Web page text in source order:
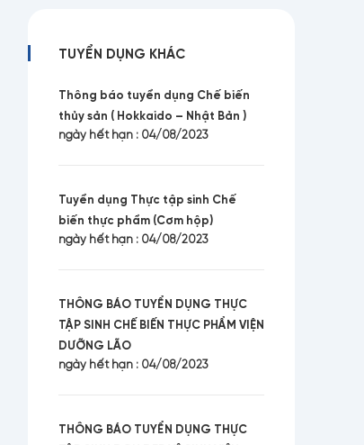
TUYỂN DỤNG KHÁC
Thông báo tuyển dụng Chế biến
thủy sản ( Hokkaido – Nhật Bản )
ngày hết hạn : 04/08/2023
Tuyển dụng Thực tập sinh Chế
biến thực phẩm (Cơm hộp)
ngày hết hạn : 04/08/2023
THÔNG BÁO TUYỂN DỤNG THỰC
TẬP SINH CHẾ BIẾN THỰC PHẨM VIỆN
DƯỠNG LÃO
ngày hết hạn : 04/08/2023
THÔNG BÁO TUYỂN DỤNG THỰC